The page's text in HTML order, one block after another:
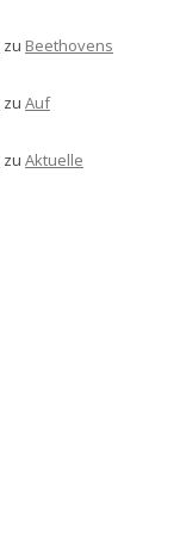
zu Beethovens
zu Auf
zu Aktuelle